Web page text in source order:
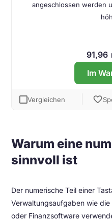
angeschlossen werden
91,96
Im
Vergleichen favorite
Warum eine
sinnvoll ist
Der numerische Teil einer
Verwaltungsaufgaben wie
oder Finanzsoftware